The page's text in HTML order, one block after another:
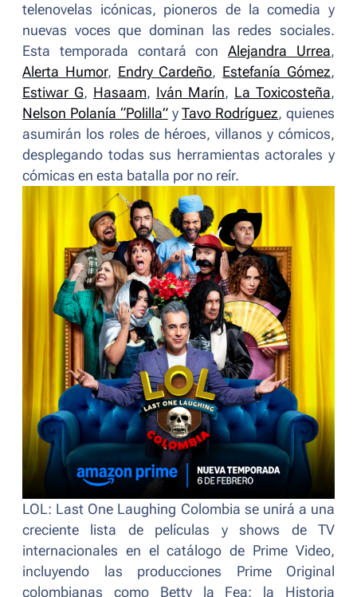
telenovelas icónicas, pioneros de la comedia y
nuevas voces que dominan las redes sociales.
Esta temporada contará conAlejandra Urrea,
Alerta Humor, Endry Cardeño, Estefanía Gómez,
Estiwar G, Hasaam, Iván Marín, La Toxicosteña,
Nelson Polanía “Polilla”yTavo Rodríguez, quienes
asumirán los roles de héroes, villanos y cómicos,
desplegando todas sus herramientas actorales y
cómicas en esta batalla por no reír.
LOL: Last One Laughing Colombia se unirá a una
creciente lista de películas y shows de TV
internacionales en el catálogo de Prime Video,
incluyendo las producciones Prime Original
colombianas como Betty la Fea: la Historia